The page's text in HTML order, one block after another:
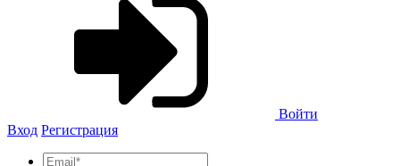
Войти
Вход Регистрация